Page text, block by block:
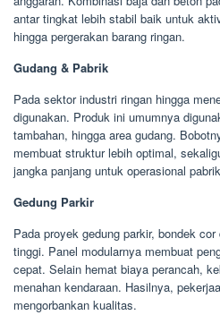
antar tingkat lebih stabil baik untuk
hingga pergerakan barang ringan.
Gudang & Pabrik
Pada sektor industri ringan hingga
digunakan. Produk ini umumnya
tambahan, hingga area gudang.
membuat struktur lebih optimal,
jangka panjang untuk operasional
Gedung Parkir
Pada proyek gedung parkir, bondek
tinggi. Panel modularnya membuat
cepat. Selain hemat biaya perancah,
menahan kendaraan. Hasilnya,
mengorbankan kualitas.